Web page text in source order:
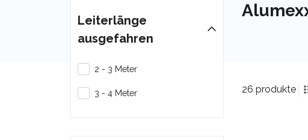
26 produkte
Leiterlänge
ausgefahren
2 - 3 Meter
3 - 4 Meter